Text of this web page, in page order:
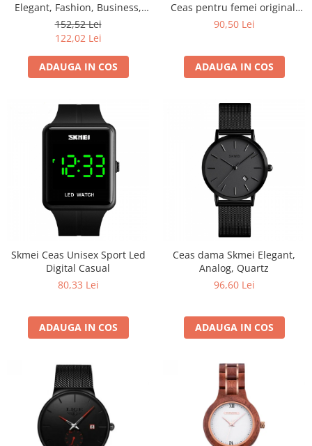
Elegant, Fashion, Business,
Analog, Mecanism Quartz
152,52 Lei
122,02 Lei
ADAUGA IN COS
Ceas pentru femei original,
Quartz, Otel inoxidabil
90,50 Lei
ADAUGA IN COS
Skmei Ceas Unisex Sport Led
Digital Casual
80,33 Lei
ADAUGA IN COS
Ceas dama Skmei Elegant,
Analog, Quartz
96,60 Lei
ADAUGA IN COS